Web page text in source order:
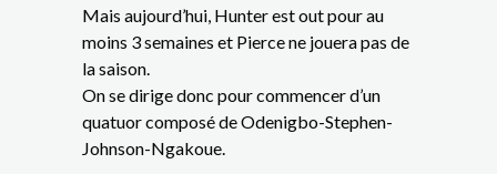
Mais aujourd’hui, Hunter est out pour au
moins 3 semaines et Pierce ne jouera pas de
la saison.
On se dirige donc pour commencer d’un
quatuor composé de Odenigbo-Stephen-
Johnson-Ngakoue.